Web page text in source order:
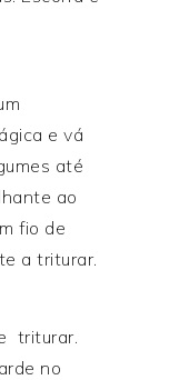
e vá
até
ao
fio de
a triturar.
triturar.
no